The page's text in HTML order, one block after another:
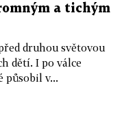
a tichým
druhou světovou
dětí. I po válce
působil v...